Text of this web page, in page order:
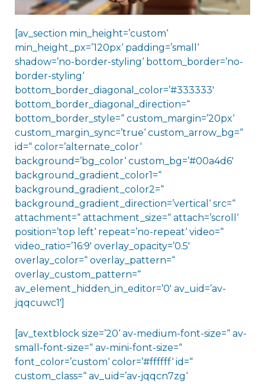
[av_section min_height=’custom‘
min_height_px=’120px‘ padding=’small‘
shadow=’no-border-styling‘ bottom_border=’no-
border-styling‘
bottom_border_diagonal_color=’#333333′
bottom_border_diagonal_direction=“
bottom_border_style=“ custom_margin=’20px‘
custom_margin_sync=’true‘ custom_arrow_bg=“
id=“ color=’alternate_color‘
background=’bg_color‘ custom_bg=’#00a4d6′
background_gradient_color1=“
background_gradient_color2=“
background_gradient_direction=’vertical‘ src=“
attachment=“ attachment_size=“ attach=’scroll‘
position=’top left‘ repeat=’no-repeat‘ video=“
video_ratio=’16:9′ overlay_opacity=’0.5′
overlay_color=“ overlay_pattern=“
overlay_custom_pattern=“
av_element_hidden_in_editor=’0′ av_uid=’av-
jqqcuwc1′]
[av_textblock size=’20‘ av-medium-font-size=“ av-
small-font-size=“ av-mini-font-size=“
font_color=’custom‘ color=’#ffffff‘ id=“
custom_class=“ av_uid=’av-jqqcn7zg‘